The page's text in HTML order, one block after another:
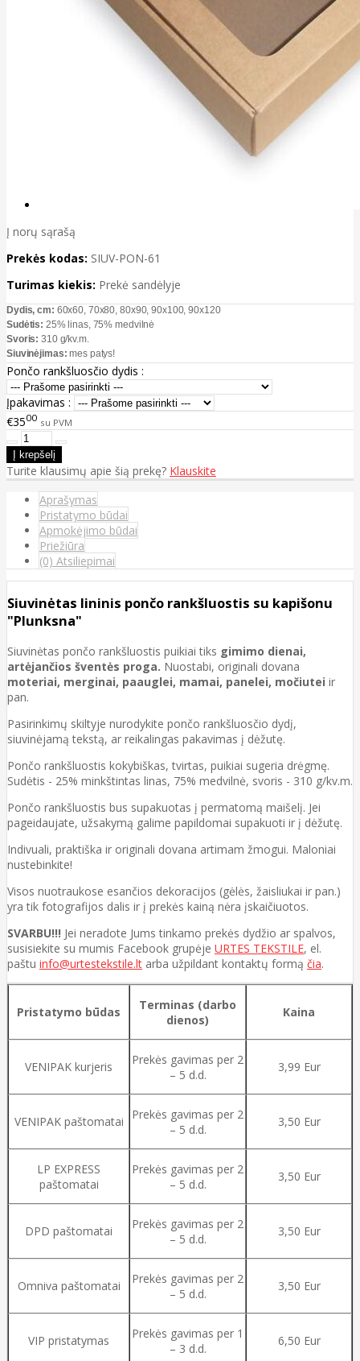
Į norų sąrašą
Prekės kodas: SIUV-PON-61
Turimas kiekis: Prekė sandėlyje
Dydis, cm: 60x60, 70x80, 80x90, 90x100, 90x120
Sudėtis: 25% linas, 75%medvilnė
Svoris: 310 g/kv.m.
Siuvinėjimas: mes patys!
Pončo rankšluosčio dydis :
Įpakavimas :
€3500 su PVM
Turite klausimų apie šią prekę? Klauskite
Aprašymas
Pristatymo būdai
Apmokėjimo būdai
Priežiūra
(0) Atsiliepimai
Siuvinėtas lininis pončo rankšluostis su kapišonu
"Plunksna"
Siuvinėtas pončo rankšluostis puikiai tiks gimimo dienai,
artėjančios šventės proga. Nuostabi, originali dovana
moteriai, merginai, paauglei, mamai, panelei, močiutei ir
pan.
Pasirinkimų skiltyje nurodykite pončo rankšluosčio dydį,
siuvinėjamą tekstą, ar reikalingas pakavimas į dėžutę.
Pončo rankšluostis kokybiškas, tvirtas, puikiai sugeria drėgmę.
Sudėtis - 25% minkštintas linas, 75% medvilnė, svoris - 310 g/kv.m.
Pončo rankšluostis bus supakuotas į permatomą maišelį. Jei
pageidaujate, užsakymą galime papildomai supakuoti ir į dėžutę.
Indivuali, praktiška ir originali dovana artimam žmogui. Maloniai
nustebinkite!
Visos nuotraukose esančios dekoracijos (gėlės, žaisliukai ir pan.)
yra tik fotografijos dalis ir į prekės kainą nėra įskaičiuotos.
SVARBU!!! Jei neradote Jums tinkamo prekės dydžio ar spalvos,
susisiekite su mumis Facebook grupėje URTES TEKSTILE, el.
paštu info@urtestekstile.lt arba užpildant kontaktų formą čia.
Pristatymo būdas
Terminas (darbo
dienos)
Kaina
VENIPAK kurjeris
Prekės gavimas per 2
– 5 d.d.
3,99 Eur
VENIPAK paštomatai
Prekės gavimas per 2
– 5 d.d.
3,50 Eur
LP EXPRESS
paštomatai
Prekės gavimas per 2
– 5 d.d.
3,50 Eur
DPD paštomatai
Prekės gavimas per 2
– 5 d.d.
3,50 Eur
Omniva paštomatai
Prekės gavimas per 2
– 5 d.d.
3,50 Eur
VIP pristatymas
Prekės gavimas per 1
– 3 d.d.
6,50 Eur